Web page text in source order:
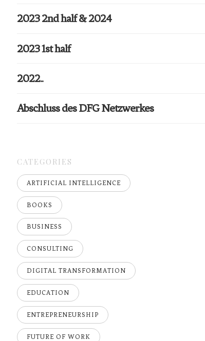
2023 2nd half & 2024
2023 1st half
2022..
Abschluss des DFG Netzwerkes
CATEGORIES
ARTIFICIAL INTELLIGENCE
BOOKS
BUSINESS
CONSULTING
DIGITAL TRANSFORMATION
EDUCATION
ENTREPRENEURSHIP
FUTURE OF WORK